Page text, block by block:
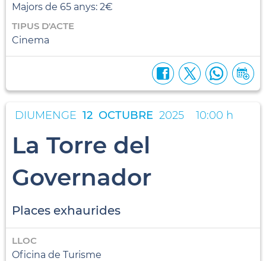
Majors de 65 anys: 2€
TIPUS D'ACTE
Cinema
DIUMENGE 12 OCTUBRE 2025 10:00 h
La Torre del
Governador
Places exhaurides
LLOC
Oficina de Turisme